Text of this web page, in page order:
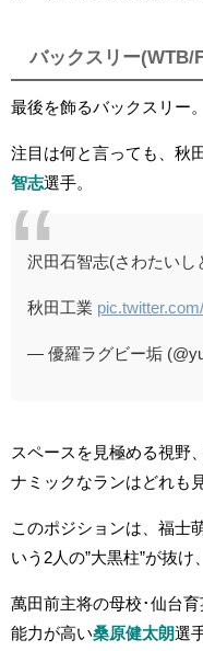
バックスリー(WTB/
最後を飾るバックスリー。
注目は何と言っても、秋
智志選手。
沢田石智志(さわたいし
秋田工業
— 優羅ラグビー垢
スペースを見極める視野
ナミックなランはどれも
このポジションは、福士
いう2人の”大黒柱”が抜け
萬田前主将の母校･仙台
能力が高い桑原健太朗選